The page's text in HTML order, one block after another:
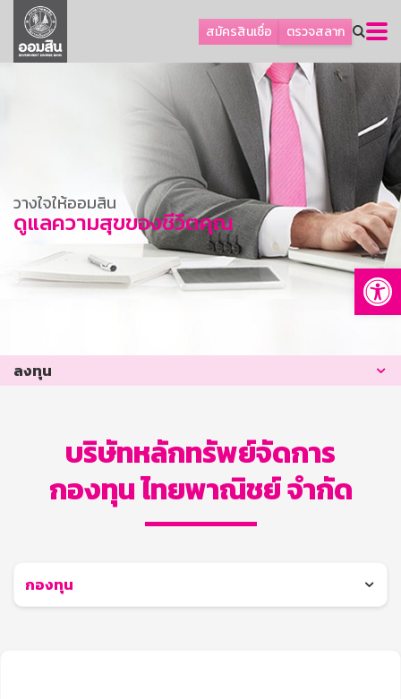
สมัครสินเชื่อ ตรวจสลาก
ลูกค้าธุรกิจ
ลูกค้าผู้ประกอบรายย่อย
การพัฒนาที่ยั่งยืน
ข่าวสาร
บริการทางการเงิน
อื่นๆ
วางใจให้ออมสิน
ดูแลความสุขของชีวิตคุณ
ลงทุน
บริษัทหลักทรัพย์จัดการ
กองทุน ไทยพาณิชย์ จำกัด
กองทุน